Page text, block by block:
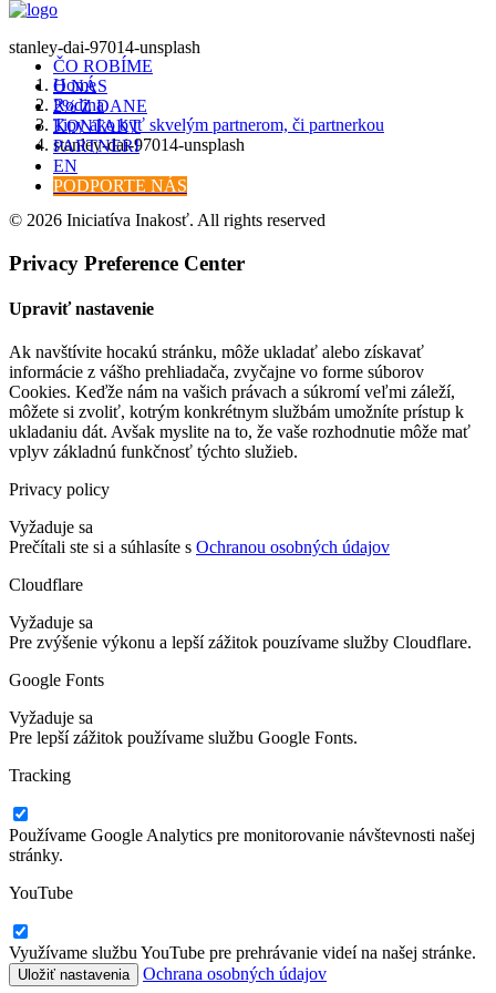
ČO ROBÍME
O NÁS
2% Z DANE
KONTAKT
PARTNERI
EN
PODPORTE NÁS
stanley-dai-97014-unsplash
Home
Rodina
Tipy ako byť skvelým partnerom, či partnerkou
stanley-dai-97014-unsplash
© 2026 Iniciatíva Inakosť. All rights reserved
Privacy Preference Center
Upraviť nastavenie
Ak navštívite hocakú stránku, môže ukladať alebo získavať
informácie z vášho prehliadača, zvyčajne vo forme súborov
Cookies. Keďže nám na vašich právach a súkromí veľmi záleží,
môžete si zvoliť, kotrým konkrétnym službám umožníte prístup k
ukladaniu dát. Avšak myslite na to, že vaše rozhodnutie môže mať
vplyv základnú funkčnosť týchto služieb.
Privacy policy
Vyžaduje sa
Prečítali ste si a súhlasíte s Ochranou osobných údajov
Cloudflare
Vyžaduje sa
Pre zvýšenie výkonu a lepší zážitok pouzívame služby Cloudflare.
Google Fonts
Vyžaduje sa
Pre lepší zážitok používame službu Google Fonts.
Tracking
Používame Google Analytics pre monitorovanie návštevnosti našej
stránky.
YouTube
Využívame službu YouTube pre prehrávanie videí na našej stránke.
Ochrana osobných údajov